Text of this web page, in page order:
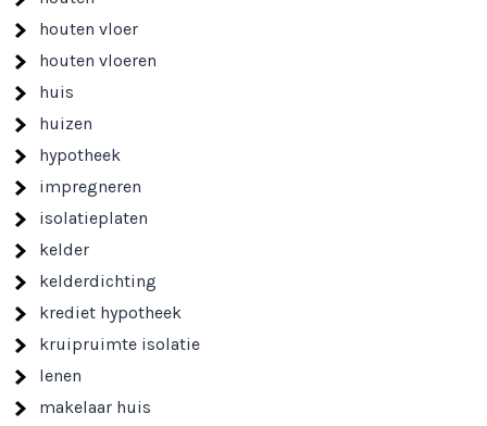
houten vloer
houten vloeren
huis
huizen
hypotheek
impregneren
isolatieplaten
kelder
kelderdichting
krediet hypotheek
kruipruimte isolatie
lenen
makelaar huis